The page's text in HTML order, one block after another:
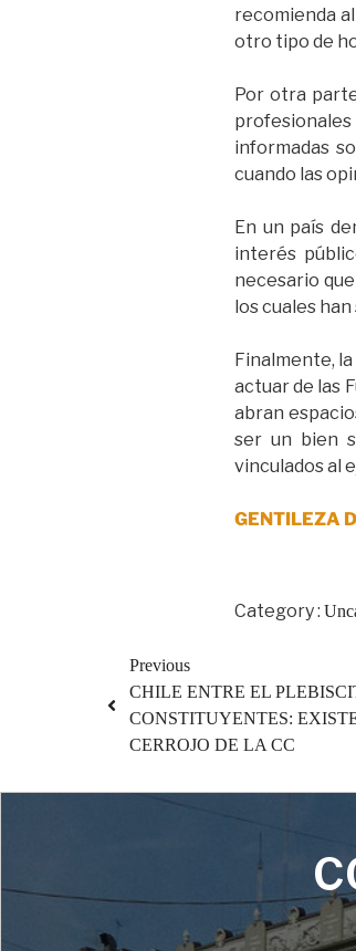
recomienda
otro tipo de
Por otra
informadas
cuando las
En un país
interés
necesario
los cuales
Finalmente,
actuar de las
abran
ser un bien
vinculados al
GENTILEZA
Category :
Previous
CHILE ENTRE EL
CONSTITUYENTES:
CERROJO DE LA CC